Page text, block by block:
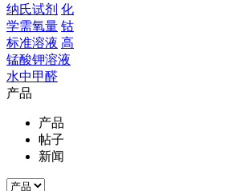
纳氏试剂 化
学需氧量 钴
标准溶液 高
锰酸钾溶液
水中甲醛
产品
产品
帖子
新闻